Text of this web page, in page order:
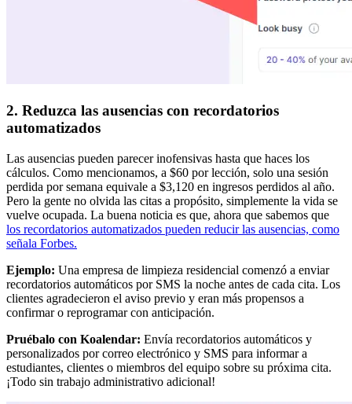
2. Reduzca las ausencias con recordatorios
automatizados
Las ausencias pueden parecer inofensivas hasta que haces los
cálculos. Como mencionamos, a $60 por lección, solo una sesión
perdida por semana equivale a $3,120 en ingresos perdidos al año.
Pero la gente no olvida las citas a propósito, simplemente la vida se
vuelve ocupada. La buena noticia es que, ahora que sabemos que
los recordatorios automatizados pueden reducir las ausencias, como
señala Forbes.
Ejemplo: Una empresa de limpieza residencial comenzó a enviar
recordatorios automáticos por SMS la noche antes de cada cita. Los
clientes agradecieron el aviso previo y eran más propensos a
confirmar o reprogramar con anticipación.
Pruébalo con Koalendar: Envía recordatorios automáticos y
personalizados por correo electrónico y SMS para informar a
estudiantes, clientes o miembros del equipo sobre su próxima cita.
¡Todo sin trabajo administrativo adicional!